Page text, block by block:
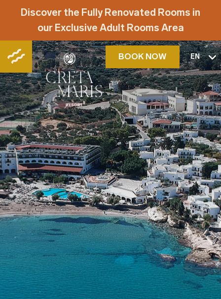
Discover the Fully Renovated Rooms in
our Exclusive Adult Rooms Area
BOOK NOW EN